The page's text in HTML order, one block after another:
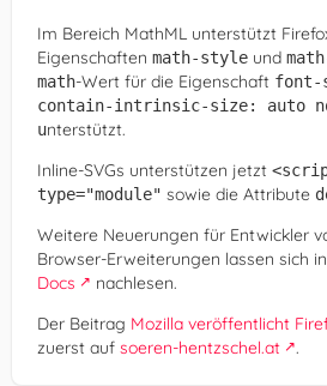
Im Bereich MathML unterstützt
Eigenschaften math-style und
math-Wert für die Eigenschaft font-
contain-intrinsic-size: auto
unterstützt.
Inline-SVGs unterstützen jetzt
type="module" sowie die Attribute
Weitere Neuerungen für Entwickler
Browser-Erweiterungen lassen sich
Docs
nachlesen.
Der Beitrag Mozilla veröffentlicht
zuerst auf soeren-hentzschel.at .